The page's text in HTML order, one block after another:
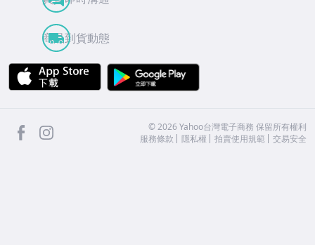
商品到貨動態
APP Store
facebook ©2026 Yahoo台灣電子商務 保留所有權利
服務條款
隱私權 拍賣使用規範 交易安全